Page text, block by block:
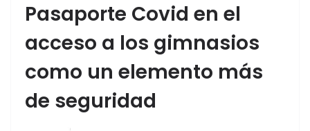
Pasaporte Covid en el
acceso a los gimnasios
como un elemento más
de seguridad